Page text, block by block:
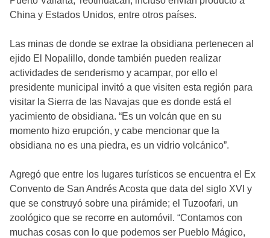
China y Estados Unidos, entre otros países.
Las minas de donde se extrae la obsidiana pertenecen al
ejido El Nopalillo, donde también pueden realizar
actividades de senderismo y acampar, por ello el
presidente municipal invitó a que visiten esta región para
visitar la Sierra de las Navajas que es donde está el
yacimiento de obsidiana. “Es un volcán que en su
momento hizo erupción, y cabe mencionar que la
obsidiana no es una piedra, es un vidrio volcánico”.
Agregó que entre los lugares turísticos se encuentra el Ex
Convento de San Andrés Acosta que data del siglo XVI y
que se construyó sobre una pirámide; el Tuzoofari, un
zoológico que se recorre en automóvil. “Contamos con
muchas cosas con lo que podemos ser Pueblo Mágico,